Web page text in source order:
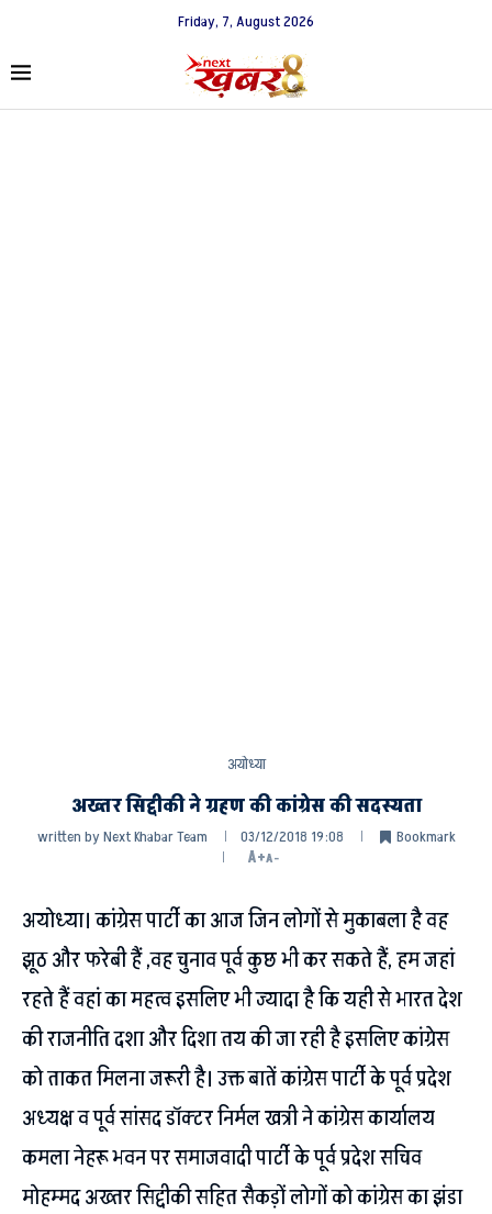
Friday, 7, August 2026
अयोध्या
अख्तर सिद्दीकी ने ग्रहण की कांग्रेस की सदस्यता
written byNext Khabar Team 03/12/2018 19:08
Bookmark
A+A-
अयोध्या। कांग्रेस पार्टी का आज जिन लोगों से मुकाबला है वह
झूठ और फरेबी हैं ,वह चुनाव पूर्व कुछ भी कर सकते हैं, हम जहां
रहते हैं वहां का महत्व इसलिए भी ज्यादा है कि यही से भारत देश
की राजनीति दशा और दिशा तय की जा रही है इसलिए कांग्रेस
को ताकत मिलना जरूरी है। उक्त बातें कांग्रेस पार्टी के पूर्व प्रदेश
अध्यक्ष व पूर्व सांसद डॉक्टर निर्मल खत्री ने कांग्रेस कार्यालय
कमला नेहरू भवन पर समाजवादी पार्टी के पूर्व प्रदेश सचिव
मोहम्मद अख्तर सिद्दीकी सहित सैकड़ों लोगों को कांग्रेस का झंडा